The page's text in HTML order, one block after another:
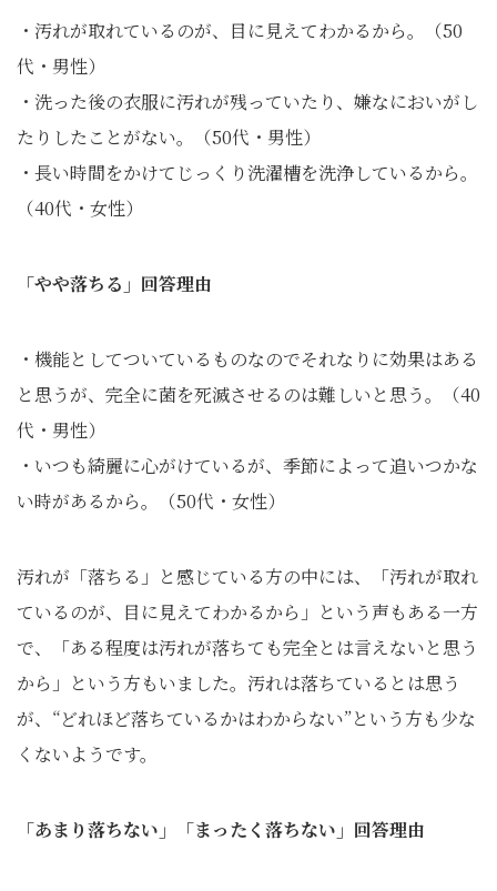
・汚れが取れているのが、目に見えてわかるから。（50
代・男性）
・洗った後の衣服に汚れが残っていたり、嫌なにおいがし
たりしたことがない。（50代・男性）
・長い時間をかけてじっくり洗濯槽を洗浄しているから。
（40代・女性）
「やや落ちる」回答理由
・機能としてついているものなのでそれなりに効果はある
と思うが、完全に菌を死滅させるのは難しいと思う。（40
代・男性）
・いつも綺麗に心がけているが、季節によって追いつかな
い時があるから。（50代・女性）
汚れが「落ちる」と感じている方の中には、「汚れが取れ
ているのが、目に見えてわかるから」という声もある一方
で、「ある程度は汚れが落ちても完全とは言えないと思う
から」という方もいました。汚れは落ちているとは思う
が、“どれほど落ちているかはわからない”という方も少な
くないようです。
「あまり落ちない」「まったく落ちない」回答理由